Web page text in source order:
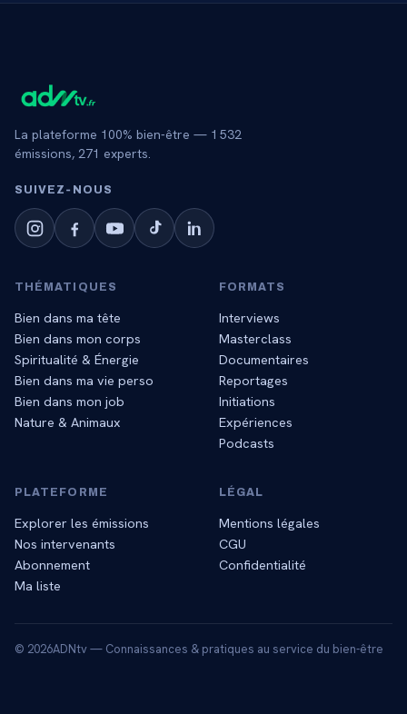
La plateforme 100% bien-être — 1 532
émissions, 271 experts.
SUIVEZ‑NOUS
THÉMATIQUES
Bien dans ma tête
Bien dans mon corps
Spiritualité & Énergie
Bien dans ma vie perso
Bien dans mon job
Nature & Animaux
FORMATS
Interviews
Masterclass
Documentaires
Reportages
Initiations
Expériences
Podcasts
PLATEFORME
Explorer les émissions
Nos intervenants
Abonnement
Ma liste
LÉGAL
Mentions légales
CGU
Confidentialité
© 2026ADNtv — Connaissances & pratiques au service du bien-être